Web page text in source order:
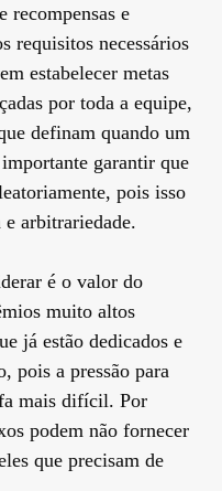
recompensas e
requisitos necessários
estabelecer metas
por toda a equipe,
definam quando um
garantir que
pois isso
arbitrariedade.
é o valor do
muito altos
já estão dedicados e
pois a pressão para
mais difícil. Por
podem não fornecer
que precisam de